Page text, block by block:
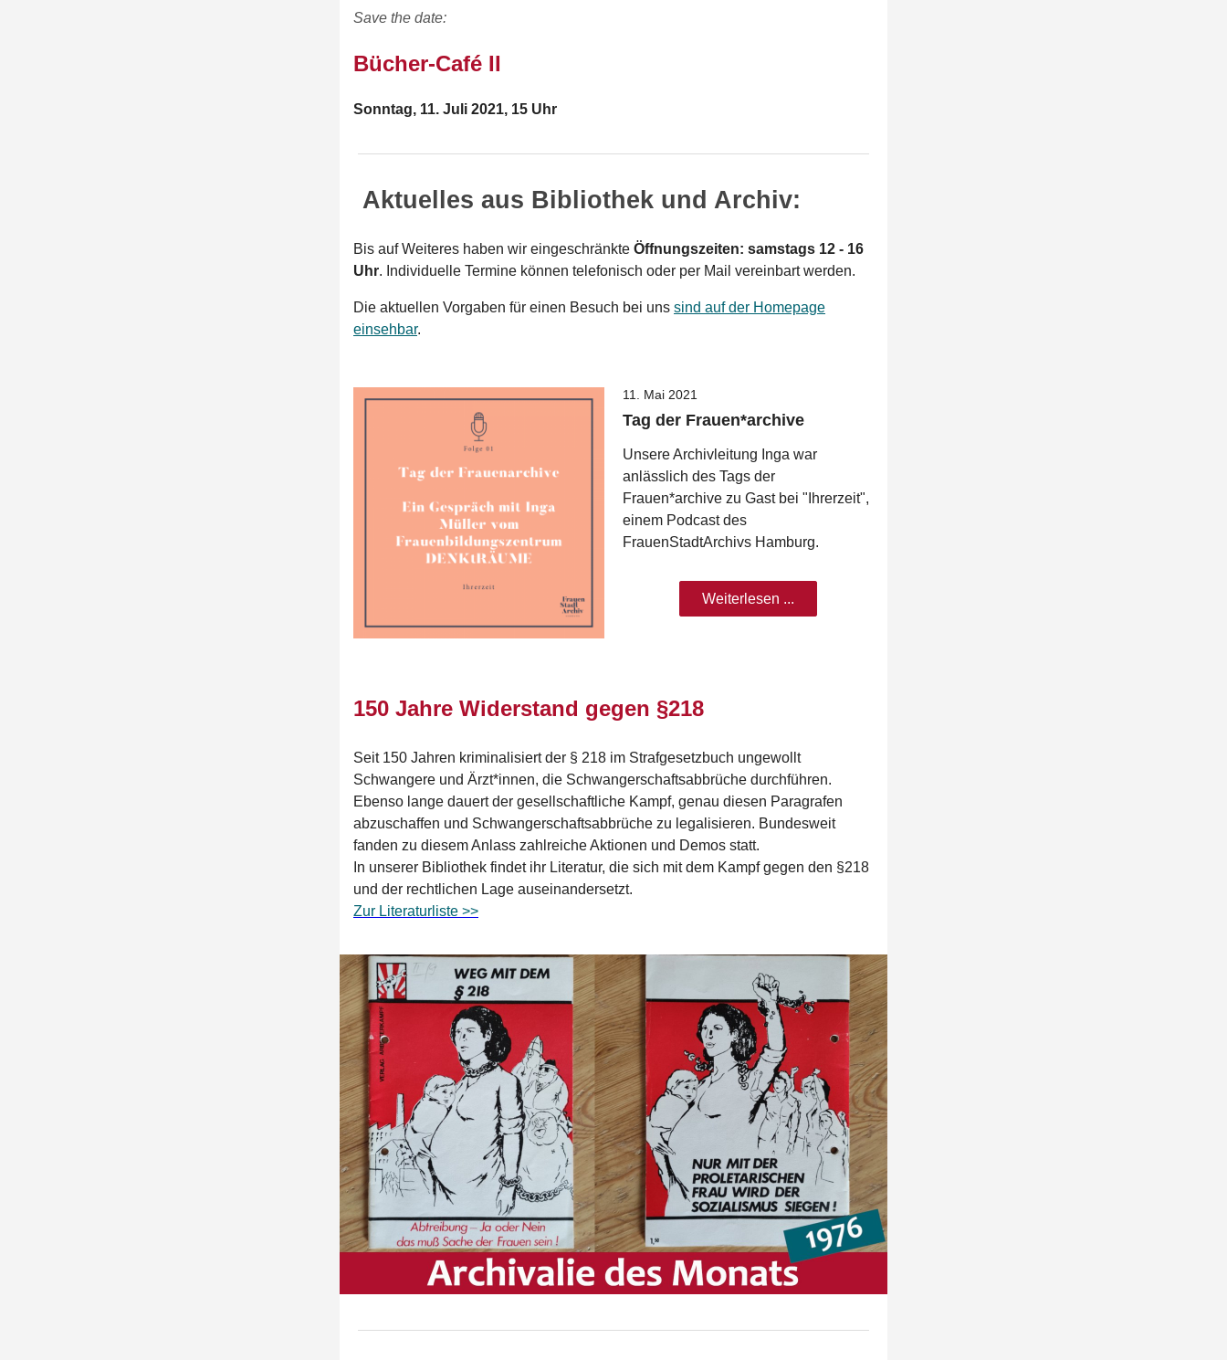
Save the date:
Bücher-Café II
Sonntag, 11. Juli 2021, 15 Uhr
Aktuelles aus Bibliothek und Archiv:
Bis auf Weiteres haben wir eingeschränkte Öffnungszeiten: samstags 12 - 16
Uhr. Individuelle Termine können telefonisch oder per Mail vereinbart werden.
Die aktuellen Vorgaben für einen Besuch bei uns sind auf der Homepage
einsehbar.
11. Mai 2021
Tag der Frauen*archive
Unsere Archivleitung Inga war
anlässlich des Tags der
Frauen*archive zu Gast bei "Ihrerzeit",
einem Podcast des
FrauenStadtArchivs Hamburg.
Weiterlesen ...
150 Jahre Widerstand gegen §218
Seit 150 Jahren kriminalisiert der § 218 im Strafgesetzbuch ungewollt
Schwangere und Ärzt*innen, die Schwangerschaftsabbrüche durchführen.
Ebenso lange dauert der gesellschaftliche Kampf, genau diesen Paragrafen
abzuschaffen und Schwangerschaftsabbrüche zu legalisieren. Bundesweit
fanden zu diesem Anlass zahlreiche Aktionen und Demos statt.
In unserer Bibliothek findet ihr Literatur, die sich mit dem Kampf gegen den §218
und der rechtlichen Lage auseinandersetzt.
Zur Literaturliste >>